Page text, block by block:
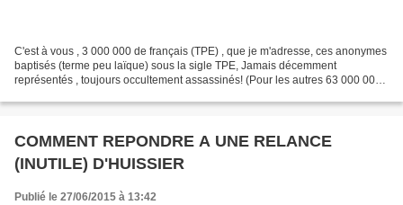
C'est à vous , 3 000 000 de français (TPE) , que je m'adresse, ces anonymes
baptisés (terme peu laïque) sous la sigle TPE, Jamais décemment
représentés , toujours occultement assassinés! (Pour les autres 63 000 000
COMMENT REPONDRE A UNE RELANCE
(INUTILE) D'HUISSIER
Publié le 27/06/2015 à 13:42